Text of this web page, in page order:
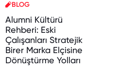
BLOG
Alumni Kültürü
Rehberi: Eski
Çalışanları Stratejik
Birer Marka Elçisine
Dönüştürme Yolları